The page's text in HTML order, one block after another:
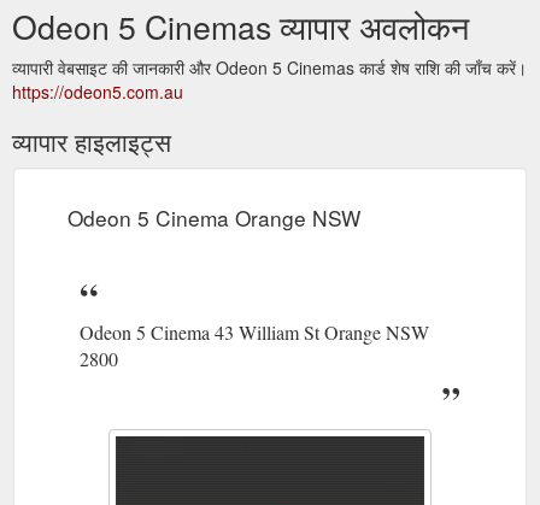
Odeon 5 Cinemas व्यापार अवलोकन
व्यापारी वेबसाइट की जानकारी और Odeon 5 Cinemas कार्ड शेष राशि की जाँच करें।
https://odeon5.com.au
व्यापार हाइलाइट्स
Odeon 5 Cinema Orange NSW
Odeon 5 Cinema 43 William St Orange NSW
2800